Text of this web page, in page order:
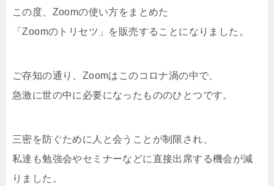
この度、Zoomの使い方をまとめた
「Zoomのトリセツ」を販売することになりました。
ご存知の通り、Zoomはこのコロナ渦の中で、
急激に世の中に必要になったもののひとつです。
三密を防ぐために人と会うことが制限され、
私達も勉強会やセミナーなどに直接出席する機会が減
りました。